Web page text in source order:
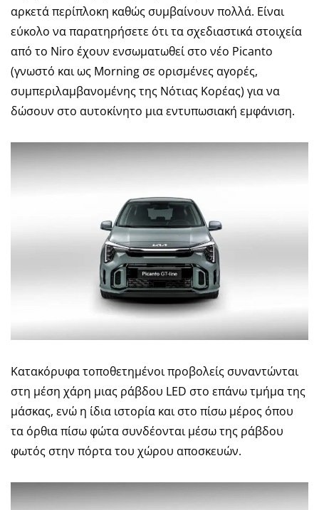
αρκετά περίπλοκη καθώς συμβαίνουν πολλά. Είναι
εύκολο να παρατηρήσετε ότι τα σχεδιαστικά στοιχεία
από το Niro έχουν ενσωματωθεί στο νέο Picanto
(γνωστό και ως Morning σε ορισμένες αγορές,
συμπεριλαμβανομένης της Νότιας Κορέας) για να
δώσουν στο αυτοκίνητο μια εντυπωσιακή εμφάνιση.
Κατακόρυφα τοποθετημένοι προβολείς συναντώνται
στη μέση χάρη μιας ράβδου LED στο επάνω τμήμα της
μάσκας, ενώ η ίδια ιστορία και στο πίσω μέρος όπου
τα όρθια πίσω φώτα συνδέονται μέσω της ράβδου
φωτός στην πόρτα του χώρου αποσκευών.